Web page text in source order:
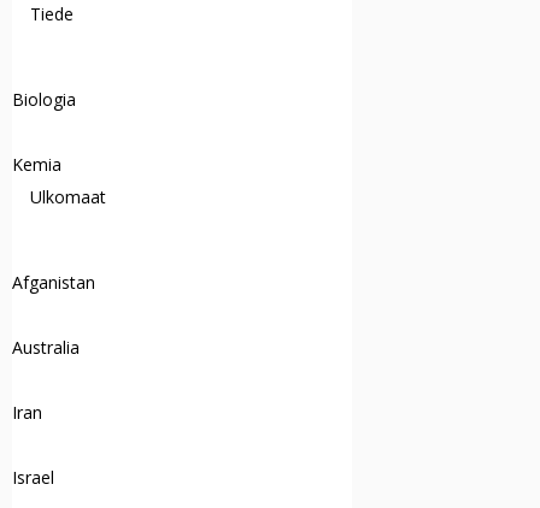
Tiede
Biologia
Kemia
Ulkomaat
Afganistan
Australia
Iran
Israel